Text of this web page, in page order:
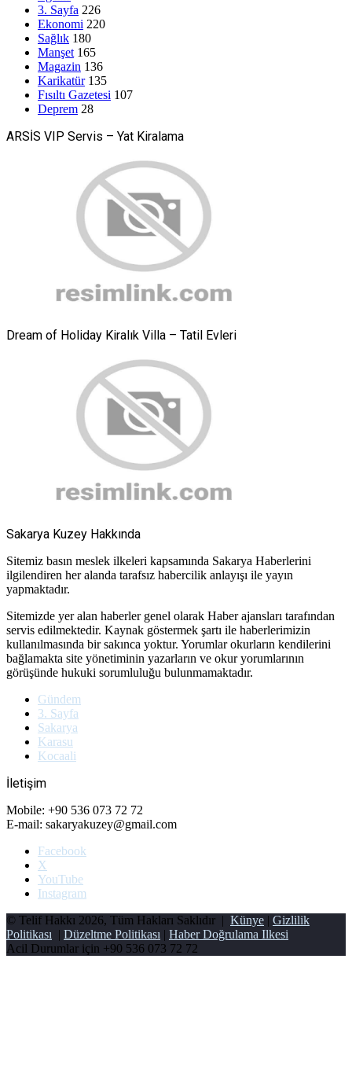
3. Sayfa 226
Ekonomi 220
Sağlık 180
Manşet 165
Magazin 136
Karikatür 135
Fısıltı Gazetesi 107
Deprem 28
ARSİS VIP Servis – Yat Kiralama
Dream of Holiday Kiralık Villa – Tatil Evleri
Sakarya Kuzey Hakkında
Sitemiz basın meslek ilkeleri kapsamında Sakarya Haberlerini
ilgilendiren her alanda tarafsız habercilik anlayışı ile yayın
yapmaktadır.
Sitemizde yer alan haberler genel olarak Haber ajansları tarafından
servis edilmektedir. Kaynak göstermek şartı ile haberlerimizin
kullanılmasında bir sakınca yoktur. Yorumlar okurların kendilerini
bağlamakta site yönetiminin yazarların ve okur yorumlarının
görüşünde hukuki sorumluluğu bulunmamaktadır.
Gündem
3. Sayfa
Sakarya
Karasu
Kocaali
İletişim
Mobile: +90 536 073 72 72
E-mail: sakaryakuzey@gmail.com
Facebook
X
YouTube
Instagram
© Telif Hakkı 2026, Tüm Hakları Saklıdır | Künye | Gizlilik
Politikası | Düzeltme Politikası | Haber Doğrulama Ilkesi
Acil Durumlar için +90 536 073 72 72